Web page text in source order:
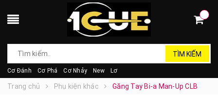
TÌM KIẾM
Cơ Đánh Cơ Phá Cơ Nhảy New Lơ
Trang chủ Phụ kiện khác Găng Tay Bi-a Man-Up CLB